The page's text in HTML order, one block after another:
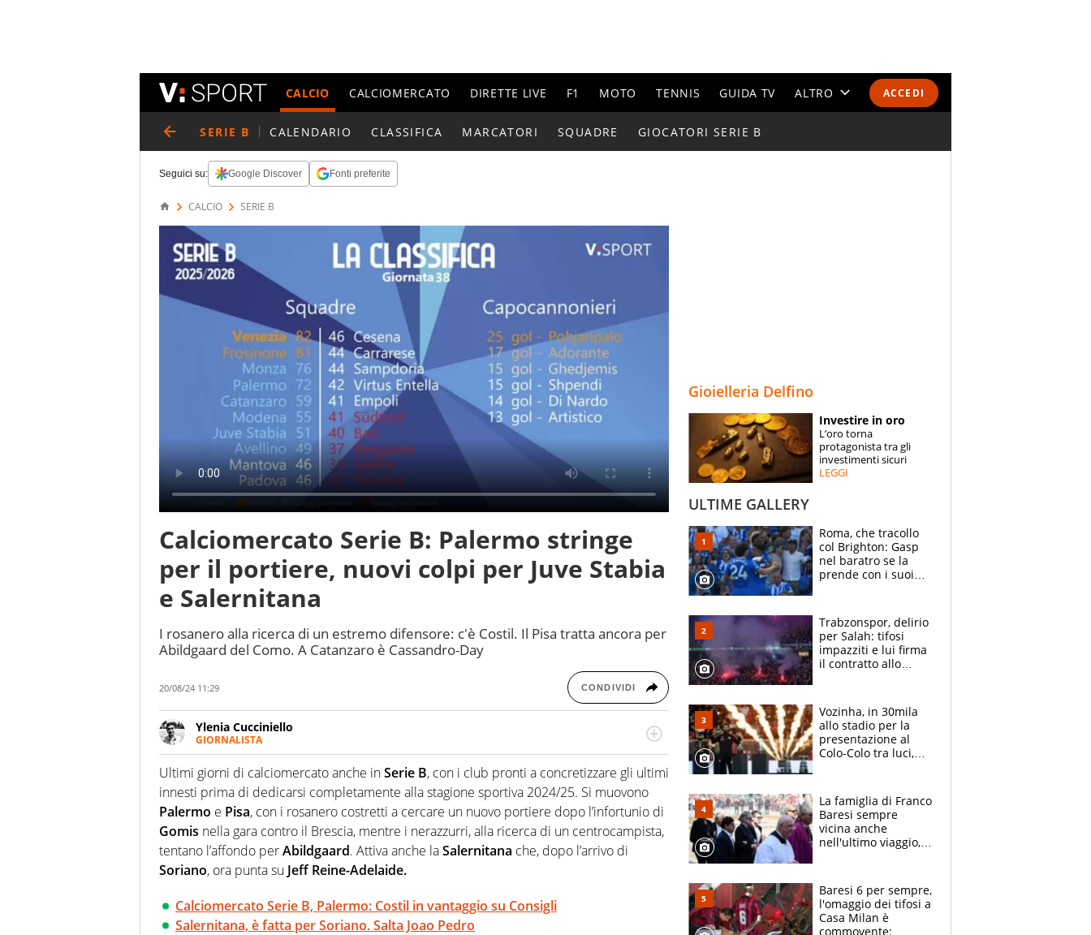
ACCEDI
CALCIO CALCIOMERCATO DIRETTE LIVE F1 MOTO TENNIS GUIDA TV ALTRO
ESPERTI
CONTATTI
SERIE B CALENDARIO CLASSIFICA MARCATORI SQUADRE GIOCATORI SERIE B
Seguici su: Google Discover Fonti preferite
CALCIO SERIE B
Calciomercato Serie B: Palermo stringe
per il portiere, nuovi colpi per Juve Stabia
e Salernitana
I rosanero alla ricerca di un estremo difensore: c'è Costil. Il Pisa tratta ancora per
Abildgaard del Como. A Catanzaro è Cassandro-Day
20/08/24 11:29 CONDIVIDI
Ylenia Cucciniello
GIORNALISTA
Appassionatissima di tutto lo sport: scrive di calcio giocato ma non rinuncia allo
sguardo sull'extra campo, dove spesso si trovano risposte che il rettangolo verde non
riesce a restituire
Ultimi giorni di calciomercato anche inSerie B, con i club pronti a concretizzare gli ultimi
innesti prima di dedicarsi completamente alla stagione sportiva 2024/25. Si muovono
Palermo e Pisa, con i rosanero costretti a cercare un nuovo portiere dopo l’infortunio di
Gomis nella gara contro il Brescia, mentre i nerazzurri, alla ricerca di un centrocampista,
tentano l’affondo perAbildgaard. Attiva anche laSalernitana che, dopo l’arrivo di
Soriano, ora punta su Jeff Reine-Adelaide.
Calciomercato Serie B, Palermo: Costil in vantaggio su Consigli
Salernitana, è fatta per Soriano. Salta Joao Pedro
Gioielleria Delfino
Investire in oro
L’oro torna
protagonista tra gli
investimenti sicuri
LEGGI
ULTIME GALLERY
Roma, che tracollo
col Brighton: Gasp
nel baratro se la
prende con i suoi
Trabzonspor, delirio
per Salah: tifosi
impazziti e lui firma
il contratto allo
Vozinha, in 30mila
allo stadio per la
presentazione al
Colo-Colo tra luci,
La famiglia di Franco
Baresi sempre
vicina anche
nell'ultimo viaggio,
circondati
dall'affetto dei tifosi
Baresi 6 per sempre,
l'omaggio dei tifosi a
Casa Milan è
commovente: